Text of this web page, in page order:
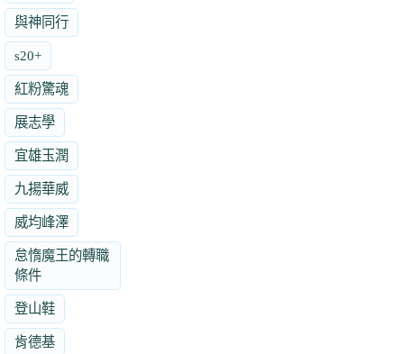
與神同行
s20+
紅粉驚魂
展志學
宜雄玉潤
九揚華威
威均峰澤
怠惰魔王的轉職
條件
登山鞋
肯德基